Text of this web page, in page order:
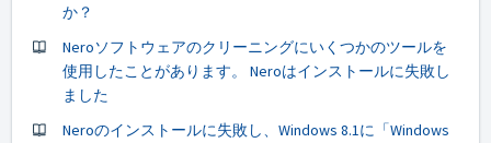
か？
Neroソフトウェアのクリーニングにいくつかのツールを
使用したことがあります。 Neroはインストールに失敗し
ました
Neroのインストールに失敗し、Windows 8.1に「Windows